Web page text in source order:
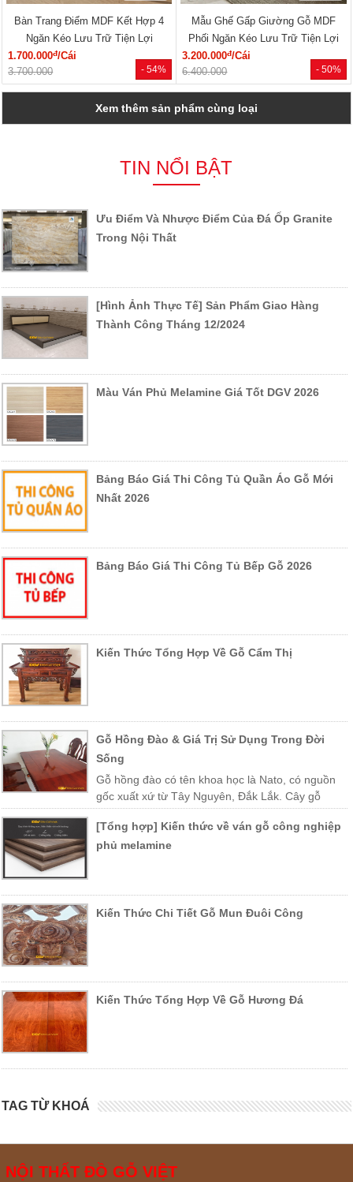
- 54%
Bàn Trang Điểm MDF Kết Hợp 4
Ngăn Kéo Lưu Trữ Tiện Lợi
1.700.000đ/Cái
3.700.000
- 50%
Mẫu Ghế Gấp Giường Gỗ MDF
Phối Ngăn Kéo Lưu Trữ Tiện Lợi
3.200.000đ/Cái
6.400.000
Xem thêm sản phẩm cùng loại
TIN NỔI BẬT
Ưu Điểm Và Nhược Điểm Của Đá Ốp Granite
Trong Nội Thất
[Hình Ảnh Thực Tế] Sản Phẩm Giao Hàng
Thành Công Tháng 12/2024
Màu Ván Phủ Melamine Giá Tốt DGV 2026
Bảng Báo Giá Thi Công Tủ Quần Áo Gỗ Mới
Nhất 2026
Bảng Báo Giá Thi Công Tủ Bếp Gỗ 2026
Kiến Thức Tổng Hợp Về Gỗ Cẩm Thị
Gỗ Hồng Đào & Giá Trị Sử Dụng Trong Đời
Sống
Gỗ hồng đào có tên khoa học là Nato, có nguồn
gốc xuất xứ từ Tây Nguyên, Đắk Lắk. Cây gỗ
được trồng nhiều ở các vùng miền Trung Việt Nam như Khánh Hòa,
Phú Yên, Lào, Campuchia…[Tổng hợp] Kiến thức về ván gỗ công nghiệp
phủ melamine
Kiến Thức Chi Tiết Gỗ Mun Đuôi Công
Kiến Thức Tổng Hợp Về Gỗ Hương Đá
TAG TỪ KHOÁ
NỘI THẤT ĐỒ GỖ VIỆT